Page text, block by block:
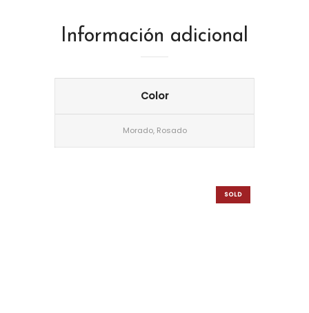
Información adicional
Color
Morado, Rosado
SOLD